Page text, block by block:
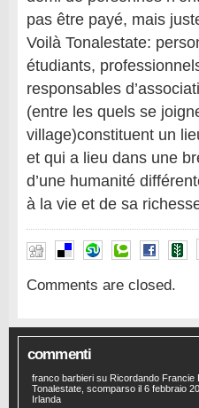
pas être payé, mais
Voilà Tonalestate:
étudiants,
responsables
(entre les quels se
village)constituent un
et qui a lieu dans une
d’une humanité
à la vie et de sa
Comments are closed.
commenti
franco barbieri su Ricordando Francie
Tonalestate, scomparso il 6 febbraio
Irlanda